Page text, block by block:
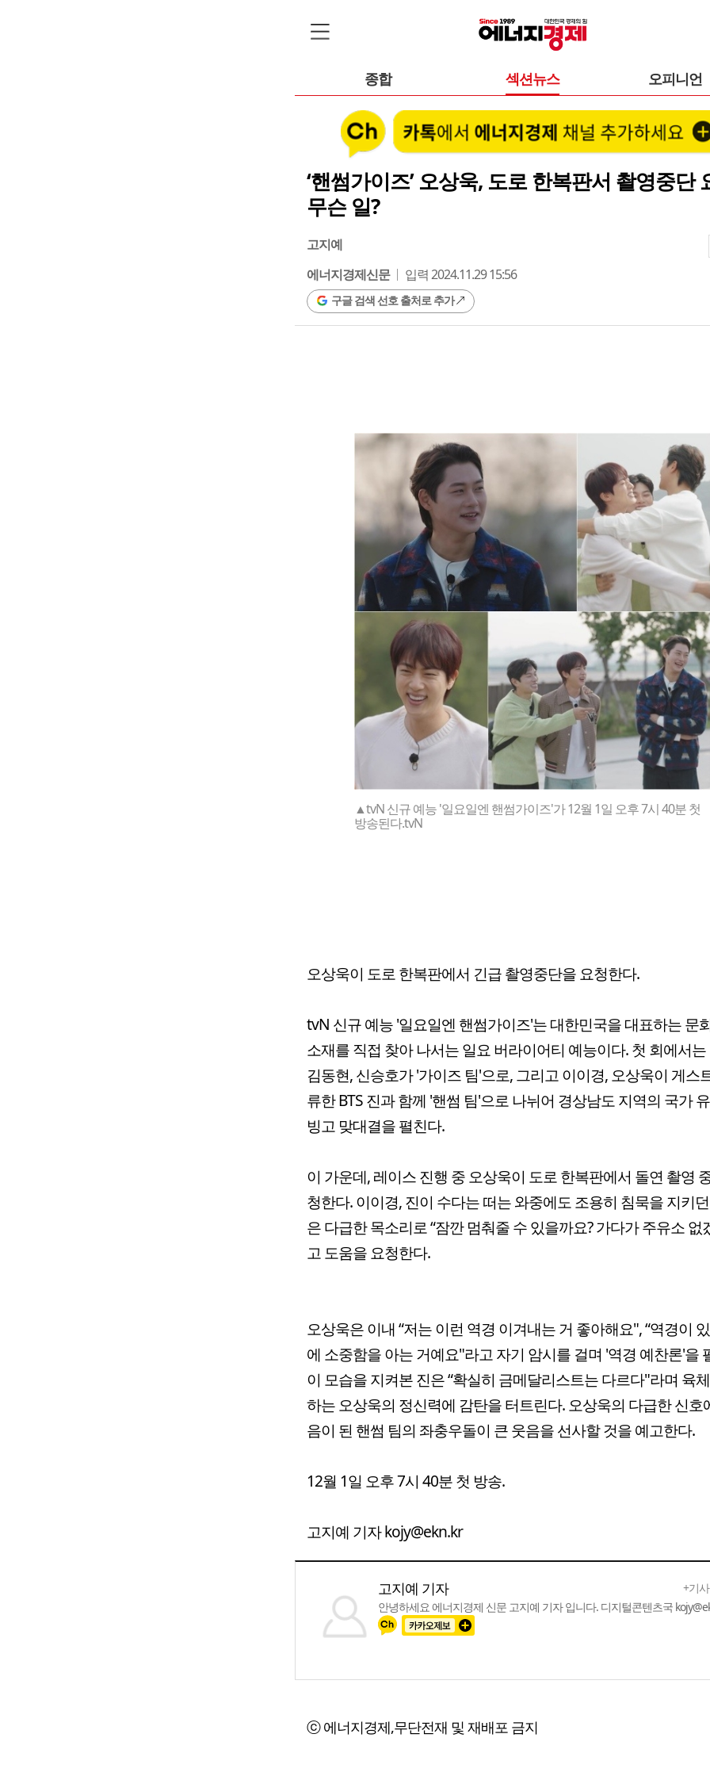
종합 섹션뉴스 오피니언
‘핸썸가이즈’ 오상욱, 도로 한복판서 촬영중단
무슨 일?
고지예
에너지경제신문
입력 2024.11.29 15:56
구글 검색 선호 출처로 추가
▲tvN 신규 예능 '일요일엔 핸썸가이즈'가 12월 1일 오후 7시 40분 첫
방송된다.tvN
오상욱이 도로 한복판에서 긴급 촬영중단을 요청한다.
tvN 신규 예능 '일요일엔 핸썸가이즈'는 대한민국을 대표하는 문
소재를 직접 찾아 나서는 일요 버라이어티 예능이다. 첫 회에서
김동현, 신승호가 '가이즈 팀'으로, 그리고 이이경, 오상욱이 게스
류한 BTS 진과 함께 '핸썸 팀'으로 나뉘어 경상남도 지역의 국가
빙고 맞대결을 펼친다.
이 가운데, 레이스 진행 중 오상욱이 도로 한복판에서 돌연 촬영
청한다. 이이경, 진이 수다는 떠는 와중에도 조용히 침묵을 지키
은 다급한 목소리로 “잠깐 멈춰줄 수 있을까요? 가다가 주유소 없
고 도움을 요청한다.
오상욱은 이내 “저는 이런 역경 이겨내는 거 좋아해요", “역경이
에 소중함을 아는 거예요"라고 자기 암시를 걸며 '역경 예찬론'을
이 모습을 지켜본 진은 “확실히 금메달리스트는 다르다"라며 육
하는 오상욱의 정신력에 감탄을 터트린다. 오상욱의 다급한 신호
음이 된 핸썸 팀의 좌충우돌이 큰 웃음을 선사할 것을 예고한다.
12월 1일 오후 7시 40분 첫 방송.
고지예 기자 kojy@ekn.kr
고지예 기자
+기
안녕하세요 에너지경제 신문 고지예 기자 입니다. 디지털콘텐츠국
ⓒ 에너지경제,무단전재 및 재배포 금지